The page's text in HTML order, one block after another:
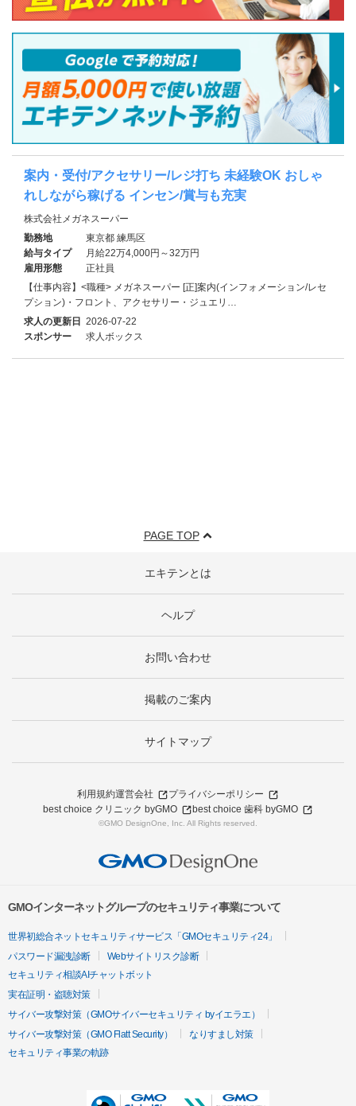
案内・受付/アクセサリー/レジ打ち 未経験OK おしゃ
れしながら稼げる インセン/賞与も充実
株式会社メガネスーパー
勤務地
東京都 練馬区
給与タイプ
月給22万4,000円～32万円
雇用形態
正社員
【仕事内容】<職種> メガネスーパー [正]案内(インフォメーション/レセ
プション)・フロント、アクセサリー・ジュエリ…
求人の更新日 2026-07-22
スポンサー
求人ボックス
PAGE TOP
エキテンとは
ヘルプ
お問い合わせ
掲載のご案内
サイトマップ
利用規約運営会社
プライバシーポリシー
best choice クリニック byGMO
best choice 歯科 byGMO
©GMO DesignOne, Inc. All Rights reserved.
GMOインターネットグループのセキュリティ事業について
世界初総合ネットセキュリティサービス「GMOセキュリティ24」
パスワード漏洩診断
Webサイトリスク診断
セキュリティ相談AIチャットボット
実在証明・盗聴対策
サイバー攻撃対策（GMOサイバーセキュリティ byイエラエ）
サイバー攻撃対策（GMO Flatt Security）
なりすまし対策
セキュリティ事業の軌跡